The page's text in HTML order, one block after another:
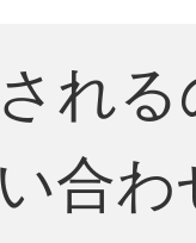
れ
合